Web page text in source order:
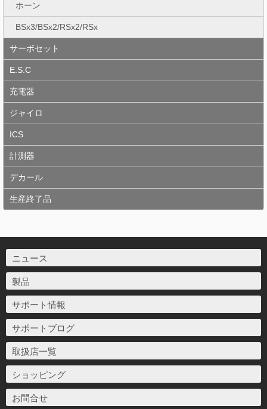
ホーン
BSx3/BSx2/RSx2/RSx
サーボセット
E.S.C
充電器
ジャイロ
ICS
計測器
デカール
生産終了品
ニュース
製品
サポート情報
サポートブログ
取扱店一覧
ショッピング
お問合せ